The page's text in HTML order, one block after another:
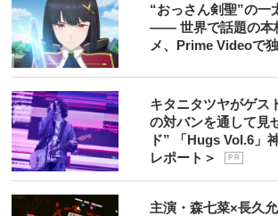
“おっさん剣聖”の一
―― 世界で話題の本
メ、Prime Videoで
キタニタツヤがゲス
の対バンを通して見
ド” 「Hugs Vol.6」
レポート＞
P R
主演・森七菜×長久